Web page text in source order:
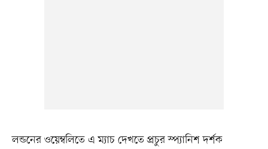
লন্ডনের ওয়েম্বলিতে এ ম্যাচ দেখতে প্রচুর স্প্যানিশ দর্শক